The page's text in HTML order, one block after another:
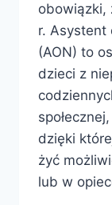
obowiązki,
r. Asystent
(AON) to
dzieci z
dzięki
żyć
lub w